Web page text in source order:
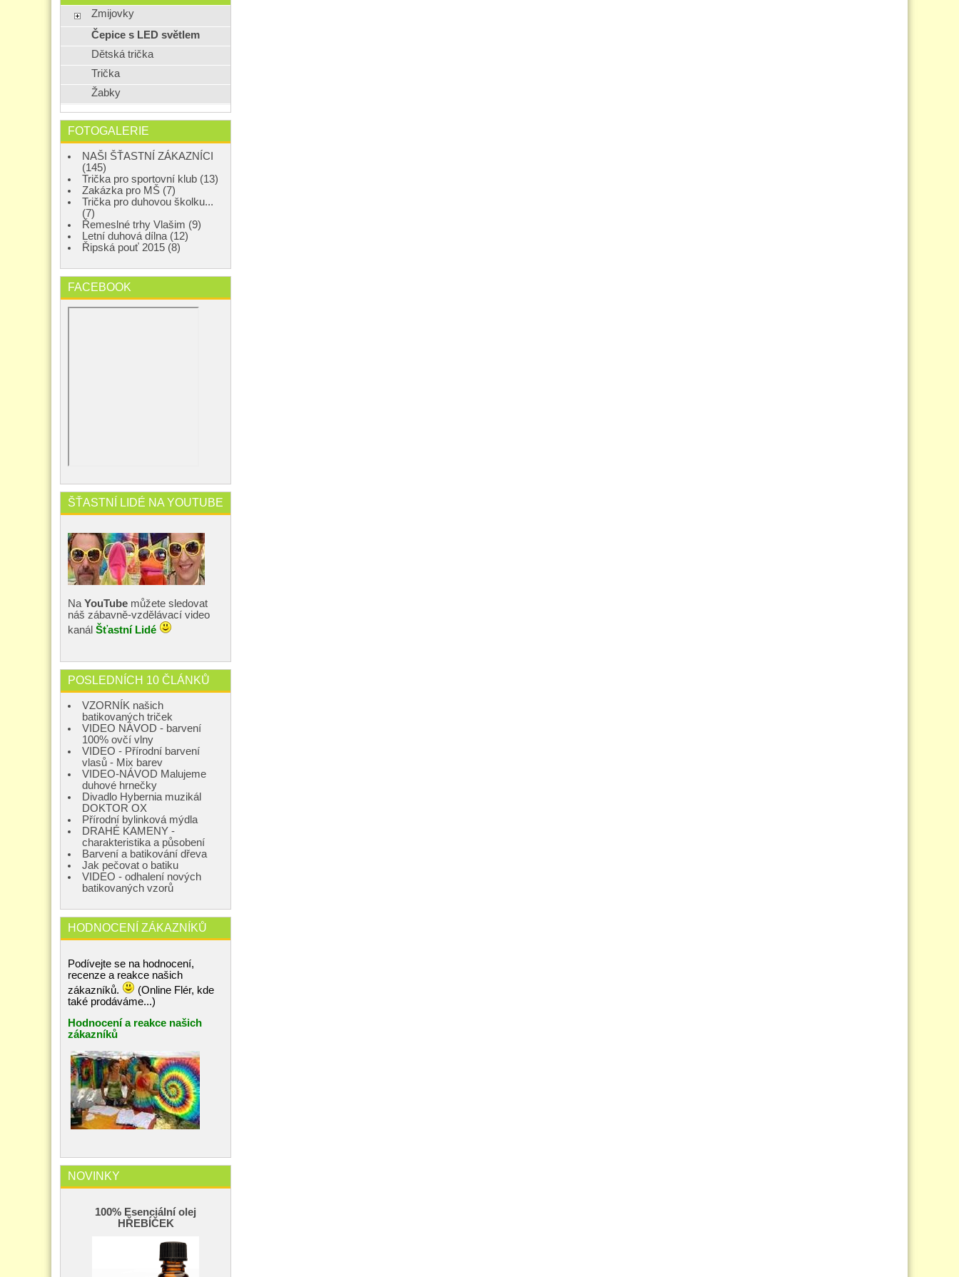
Zmijovky
Čepice s LED světlem
Dětská trička
Trička
Žabky
FOTOGALERIE
NAŠI ŠŤASTNÍ ZÁKAZNÍCI
(145)
Trička pro sportovní klub (13)
Zakázka pro MŠ (7)
Trička pro duhovou školku...
(7)
Řemeslné trhy Vlašim (9)
Letní duhová dílna (12)
Řipská pouť 2015 (8)
FACEBOOK
ŠŤASTNÍ LIDÉ NA YOUTUBE
Na YouTube můžete sledovat
náš zábavně-vzdělávací video
kanál Šťastní Lidé
POSLEDNÍCH 10 ČLÁNKŮ
VZORNÍK našich
batikovaných triček
VIDEO NÁVOD - barvení
100% ovčí vlny
VIDEO - Přírodní barvení
vlasů - Mix barev
VIDEO-NÁVOD Malujeme
duhové hrnečky
Divadlo Hybernia muzikál
DOKTOR OX
Přírodní bylinková mýdla
DRAHÉ KAMENY -
charakteristika a působení
Barvení a batikování dřeva
Jak pečovat o batiku
VIDEO - odhalení nových
batikovaných vzorů
HODNOCENÍ ZÁKAZNÍKŮ
Podívejte se na hodnocení,
recenze a reakce našich
zákazníků.
(Online Flér, kde
také prodáváme...)
Hodnocení a reakce našich
zákazníků
NOVINKY
100% Esenciální olej
HŘEBÍČEK